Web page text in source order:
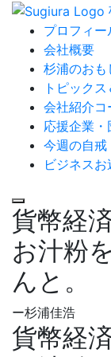
プロフィー
会社概要
杉浦のおも
トピック
会社紹介コ
応援企業・
今週の自戒
ビジネスお
貨幣経
お汁粉
んと。
ー杉浦佳浩
貨幣経